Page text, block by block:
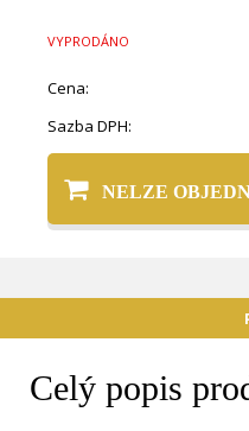
VYPRODÁNO
Cena:
Sazba DPH:
NELZE
Celý popis